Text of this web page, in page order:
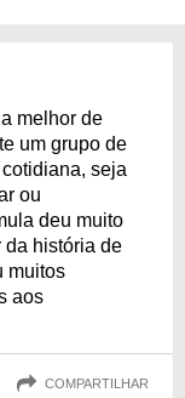
melhor de
um grupo de
seja
ou
deu muito
da história de
muitos
aos
COMPARTILHAR